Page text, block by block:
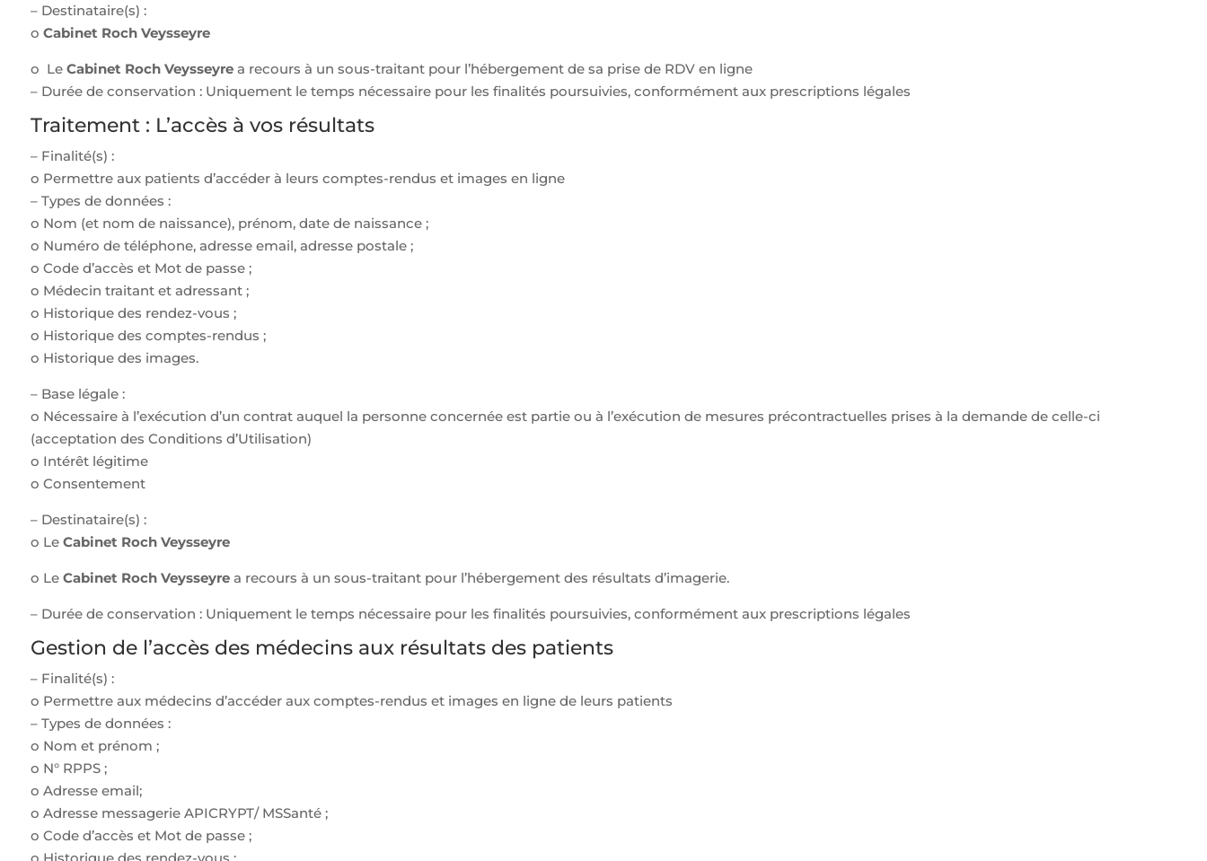
– Destinataire(s) :
o Cabinet Roch Veysseyre
o Le Cabinet Roch Veysseyre a recours à un sous-traitant pour l’hébergement de sa prise de RDV en ligne
– Durée de conservation : Uniquement le temps nécessaire pour les finalités poursuivies, conformément aux prescriptions légales
Traitement : L’accès à vos résultats
– Finalité(s) :
o Permettre aux patients d’accéder à leurs comptes-rendus et images en ligne
– Types de données :
o Nom (et nom de naissance), prénom, date de naissance ;
o Numéro de téléphone, adresse email, adresse postale ;
o Code d’accès et Mot de passe ;
o Médecin traitant et adressant ;
o Historique des rendez-vous ;
o Historique des comptes-rendus ;
o Historique des images.
– Base légale :
o Nécessaire à l’exécution d’un contrat auquel la personne concernée est partie ou à l’exécution de mesures précontractuelles prises à la demande de celle-ci
(acceptation des Conditions d’Utilisation)
o Intérêt légitime
o Consentement
– Destinataire(s) :
o Le Cabinet Roch Veysseyre
o Le Cabinet Roch Veysseyrea recours à un sous-traitant pour l’hébergement des résultats d’imagerie.
– Durée de conservation : Uniquement le temps nécessaire pour les finalités poursuivies, conformément aux prescriptions légales
Gestion de l’accès des médecins aux résultats des patients
– Finalité(s) :
o Permettre aux médecins d’accéder aux comptes-rendus et images en ligne de leurs patients
– Types de données :
o Nom et prénom ;
o N° RPPS ;
o Adresse email;
o Adresse messagerie APICRYPT/ MSSanté ;
o Code d’accès et Mot de passe ;
o Historique des rendez-vous ;